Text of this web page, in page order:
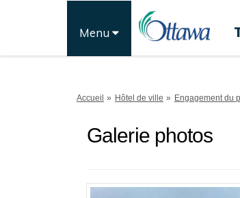
Menu
Vous êtes ici:
Accueil Hôtel de ville Engagement du
Galerie photos